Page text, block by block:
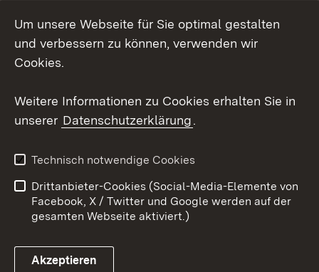
Social Wall
Youtube
Link zum Landesportal
Kontakt
Datenschutz
Barrierefreiheit
Impressum Cookies
Um unsere Webseite für Sie optimal gestalten
und verbessern zu können, verwenden wir
Cookies.
Weitere Informationen zu Cookies erhalten Sie in
unserer Datenschutzerklärung.
Technisch notwendige Cookies
Drittanbieter-Cookies (Social-Media-Elemente von
Facebook, X / Twitter und Google werden auf der
gesamten Webseite aktiviert.)
Akzeptieren